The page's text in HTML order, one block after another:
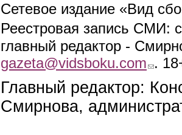
Сетевое издание «Вид
Реестровая запись СМИ:
главный редактор -
gazeta@vidsboku.com (link sends
.
Главный редактор:
Смирнова,